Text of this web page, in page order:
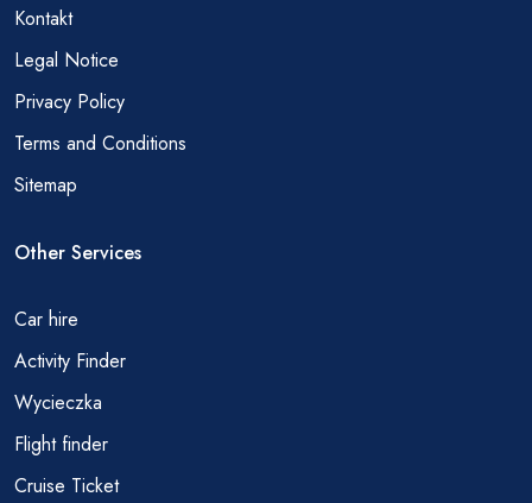
Kontakt
Legal Notice
Privacy Policy
Terms and Conditions
Sitemap
Other Services
Car hire
Activity Finder
Wycieczka
Flight finder
Cruise Ticket